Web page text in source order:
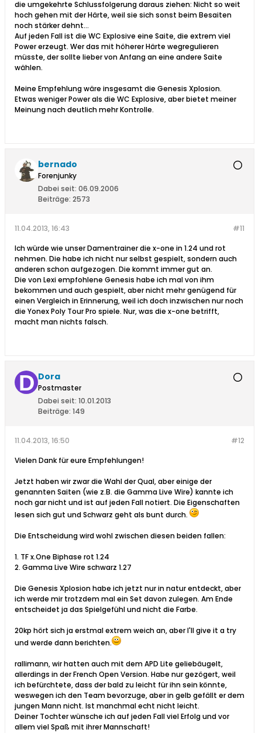
die umgekehrte Schlussfolgerung daraus ziehen: Nicht so weit
hoch gehen mit der Härte, weil sie sich sonst beim Besaiten
noch stärker dehnt...
Auf jeden Fall ist die WC Explosive eine Saite, die extrem viel
Power erzeugt. Wer das mit höherer Härte wegregulieren
müsste, der sollte lieber von Anfang an eine andere Saite
wählen.
Meine Empfehlung wäre insgesamt die Genesis Xplosion.
Etwas weniger Power als die WC Explosive, aber bietet meiner
Meinung nach deutlich mehr Kontrolle.
bernado
Forenjunky
Dabei seit: 06.09.2006
Beiträge: 2573
#11
11.04.2013, 16:43
Ich würde wie unser Damentrainer die x-one in 1.24 und rot
nehmen. Die habe ich nicht nur selbst gespielt, sondern auch
anderen schon aufgezogen. Die kommt immer gut an.
Die von Lexi empfohlene Genesis habe ich mal von ihm
bekommen und auch gespielt, aber nicht mehr genügend für
einen Vergleich in Erinnerung, weil ich doch inzwischen nur noch
die Yonex Poly Tour Pro spiele. Nur, was die x-one betrifft,
macht man nichts falsch.
Dora
Postmaster
Dabei seit: 10.01.2013
Beiträge: 149
#12
11.04.2013, 16:50
Vielen Dank für eure Empfehlungen!
Jetzt haben wir zwar die Wahl der Qual, aber einige der
genannten Saiten (wie z.B. die Gamma Live Wire) kannte ich
noch gar nicht und ist auf jeden Fall notiert. Die Eigenschaften
lesen sich gut und Schwarz geht als bunt durch.
Die Entscheidung wird wohl zwischen diesen beiden fallen:
1. TF x.One Biphase rot 1.24
2. Gamma Live Wire schwarz 1.27
Die Genesis Xplosion habe ich jetzt nur in natur entdeckt, aber
ich werde mir trotzdem mal ein Set davon zulegen. Am Ende
entscheidet ja das Spielgefühl und nicht die Farbe.
20kp hört sich ja erstmal extrem weich an, aber I'll give it a try
und werde dann berichten.
rallimann, wir hatten auch mit dem APD Lite geliebäugelt,
allerdings in der French Open Version. Habe nur gezögert, weil
ich befürchtete, dass der bald zu leicht für ihn sein könnte,
weswegen ich den Team bevorzuge, aber in gelb gefällt er dem
jungen Mann nicht. Ist manchmal echt nicht leicht.
Deiner Tochter wünsche ich auf jeden Fall viel Erfolg und vor
allem viel Spaß mit ihrer Mannschaft!